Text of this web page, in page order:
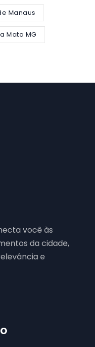
Manaus
Mata MG
você às
da cidade,
e